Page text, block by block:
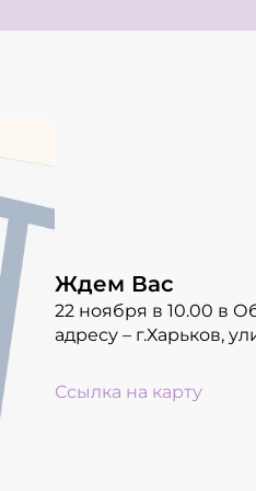
Ждем Вас
22 ноября в 10.00 в
адресу – г.Харьков,
Ссылка на карту